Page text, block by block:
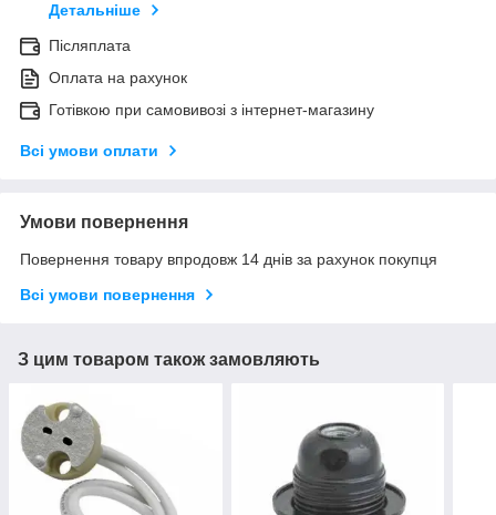
Детальніше
Післяплата
Оплата на рахунок
Готівкою при самовивозі з інтернет-магазину
Всі умови оплати
Умови повернення
Повернення товару впродовж 14 днів за рахунок покупця
Всі умови повернення
З цим товаром також замовляють